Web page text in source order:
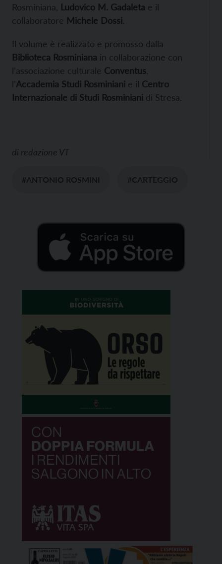
Rosminiana, Ludovico M. Gadaleta e il
collaboratore Michele Dossi.
Il volume è realizzato e promosso dalla
Biblioteca Rosminiana in collaborazione con
l’associazione culturale Conventus
l’Accademia Studi Rosminiani e il Centro
Internazionale di Studi Rosminiani di Stresa.
di redazione VT
#ANTONIO ROSMINI #CARTEGGIO